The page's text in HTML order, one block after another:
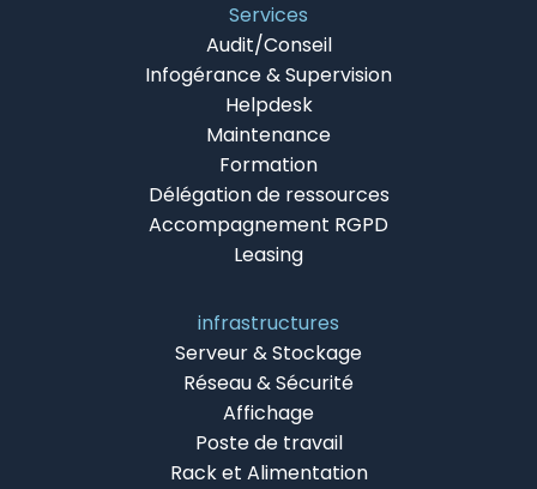
Services
Audit/Conseil
Infogérance & Supervision
Helpdesk
Maintenance
Formation
Délégation de ressources
Accompagnement RGPD
Leasing
infrastructures
Serveur & Stockage
Réseau & Sécurité
Affichage
Poste de travail
Rack et Alimentation